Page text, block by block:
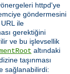
httpd'ye
göndermesini
ile
gerektiğini
ve bu işlevsellik
altındaki
taşınması
sağlanabilirdi: